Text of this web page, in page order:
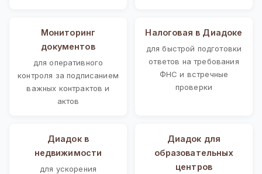
Мониторинг
документов
для оперативного
контроля за подписанием
важных контрактов и
актов
Налоговая в Диадоке
для быстрой подготовки
ответов на требования
ФНС и встречные
проверки
Диадок в
недвижимости
для ускорения
Диадок для
образовательных
центров